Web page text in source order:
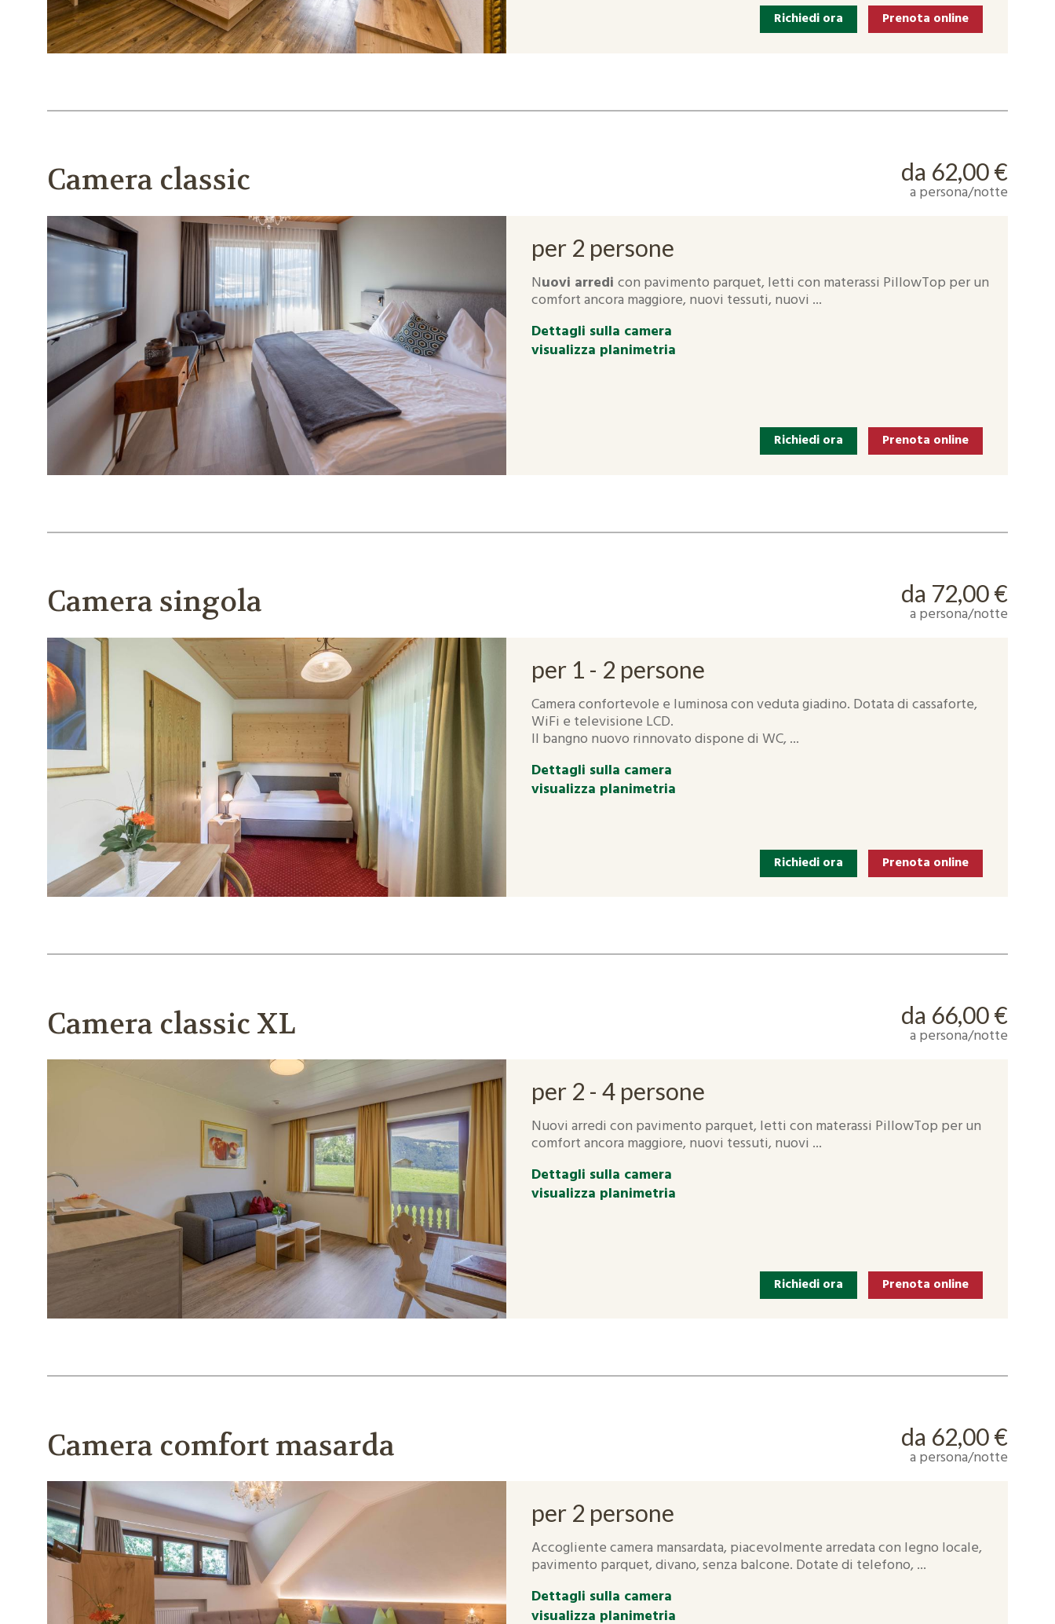
Prenota online
Richiedi ora
Camera classic da 62,00 €
a persona/notte
per 2 persone
Nuovi arredicon pavimento parquet, letti con materassi PillowTop per un
comfort ancora maggiore, nuovi tessuti, nuovi ...
Dettagli sulla camera
visualizza planimetria
Prenota online
Richiedi ora
Camera singola da 72,00 €
a persona/notte
per 1 - 2 persone
Camera confortevole e luminosa con veduta giadino. Dotata di cassaforte,
WiFi e televisione LCD.
Il bangno nuovo rinnovato dispone di WC, ...
Dettagli sulla camera
visualizza planimetria
Prenota online
Richiedi ora
Camera classic XL da 66,00 €
a persona/notte
per 2 - 4 persone
Nuovi arredi con pavimento parquet, letti con materassi PillowTop per un
comfort ancora maggiore, nuovi tessuti, nuovi ...
Dettagli sulla camera
visualizza planimetria
Prenota online
Richiedi ora
Camera comfort masarda da 62,00 €
a persona/notte
per 2 persone
Accogliente camera mansardata, piacevolmente arredata con legno locale,
pavimento parquet, divano, senza balcone. Dotate di telefono, ...
Dettagli sulla camera
visualizza planimetria